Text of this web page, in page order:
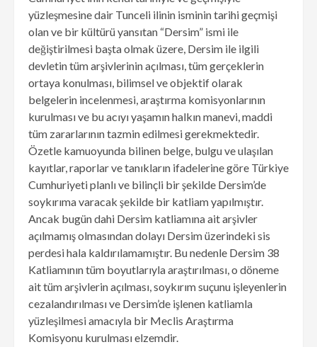
yüzleşmesine dair Tunceli ilinin isminin tarihi geçmişi
olan ve bir kültürü yansıtan “Dersim” ismi ile
değiştirilmesi başta olmak üzere, Dersim ile ilgili
devletin tüm arşivlerinin açılması, tüm gerçeklerin
ortaya konulması, bilimsel ve objektif olarak
belgelerin incelenmesi, araştırma komisyonlarının
kurulması ve bu acıyı yaşamın halkın manevi, maddi
tüm zararlarının tazmin edilmesi gerekmektedir.
Özetle kamuoyunda bilinen belge, bulgu ve ulaşılan
kayıtlar, raporlar ve tanıkların ifadelerine göre Türkiye
Cumhuriyeti planlı ve bilinçli bir şekilde Dersim’de
soykırıma varacak şekilde bir katliam yapılmıştır.
Ancak bugün dahi Dersim katliamına ait arşivler
açılmamış olmasından dolayı Dersim üzerindeki sis
perdesi hala kaldırılamamıştır. Bu nedenle Dersim 38
Katliamının tüm boyutlarıyla araştırılması, o döneme
ait tüm arşivlerin açılması, soykırım suçunu işleyenlerin
cezalandırılması ve Dersim’de işlenen katliamla
yüzleşilmesi amacıyla bir Meclis Araştırma
Komisyonu kurulması elzemdir.